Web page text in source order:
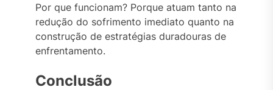
Por que funcionam? Porque atuam tanto na
redução do sofrimento imediato quanto na
construção de estratégias duradouras de
enfrentamento.
Conclusão